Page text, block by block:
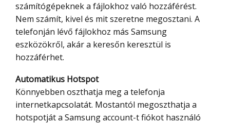
számítógépeknek a fájlokhoz való hozzáférést.
Nem számít, kivel és mit szeretne megosztani. A
telefonján lévő fájlokhoz más Samsung
eszközökről, akár a keresőn keresztül is
hozzáférhet.
Automatikus Hotspot
Könnyebben oszthatja meg a telefonja
internetkapcsolatát. Mostantól megoszthatja a
hotspotját a Samsung account-t fiókot használó